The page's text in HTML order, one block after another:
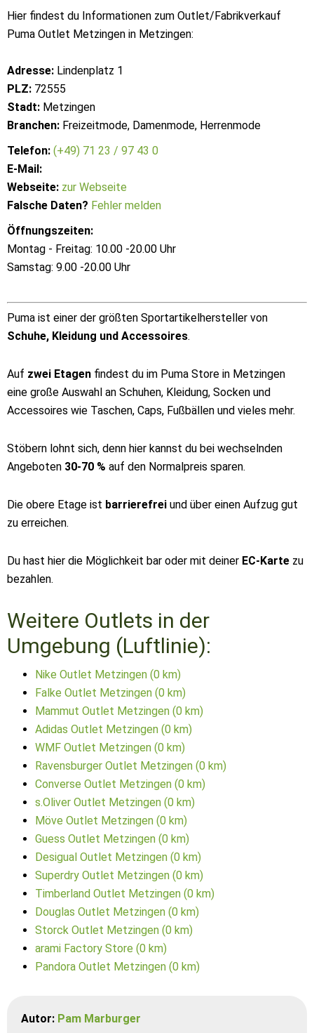
Hier findest du Informationen zum Outlet/Fabrikverkauf
Puma Outlet Metzingen in Metzingen:
Adresse: Lindenplatz 1
PLZ: 72555
Stadt: Metzingen
Branchen: Freizeitmode, Damenmode, Herrenmode
Telefon: (+49) 71 23 / 97 43 0
E-Mail:
Webseite: zur Webseite
Falsche Daten? Fehler melden
Öffnungszeiten:
Montag - Freitag: 10.00 -20.00 Uhr
Samstag: 9.00 -20.00 Uhr
Puma ist einer der größten Sportartikelhersteller von
Schuhe, Kleidung und Accessoires.
Auf zwei Etagen findest du im Puma Store in Metzingen
eine große Auswahl an Schuhen, Kleidung, Socken und
Accessoires wie Taschen, Caps, Fußbällen und vieles mehr.
Stöbern lohnt sich, denn hier kannst du bei wechselnden
Angeboten 30-70 % auf den Normalpreis sparen.
Die obere Etage ist barrierefrei und über einen Aufzug gut
zu erreichen.
Du hast hier die Möglichkeit bar oder mit deiner EC-Karte zu
bezahlen.
Weitere Outlets in der
Umgebung (Luftlinie):
Nike Outlet Metzingen (0 km)
Falke Outlet Metzingen (0 km)
Mammut Outlet Metzingen (0 km)
Adidas Outlet Metzingen (0 km)
WMF Outlet Metzingen (0 km)
Ravensburger Outlet Metzingen (0 km)
Converse Outlet Metzingen (0 km)
s.Oliver Outlet Metzingen (0 km)
Möve Outlet Metzingen (0 km)
Guess Outlet Metzingen (0 km)
Desigual Outlet Metzingen (0 km)
Superdry Outlet Metzingen (0 km)
Timberland Outlet Metzingen (0 km)
Douglas Outlet Metzingen (0 km)
Storck Outlet Metzingen (0 km)
arami Factory Store (0 km)
Pandora Outlet Metzingen (0 km)
Autor: Pam Marburger